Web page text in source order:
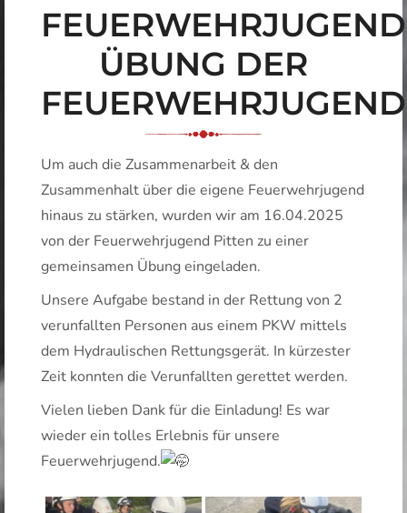
ÜBUNG DER
FEUERWEHRJUGEND
Um auch die Zusammenarbeit & den
Zusammenhalt über die eigene Feuerwehrjugend
hinaus zu stärken, wurden wir am 16.04.2025
von der Feuerwehrjugend Pitten zu einer
gemeinsamen Übung eingeladen.
Unsere Aufgabe bestand in der Rettung von 2
verunfallten Personen aus einem PKW mittels
dem Hydraulischen Rettungsgerät. In kürzester
Zeit konnten die Verunfallten gerettet werden.
Vielen lieben Dank für die Einladung! Es war
wieder ein tolles Erlebnis für unsere
Feuerwehrjugend.